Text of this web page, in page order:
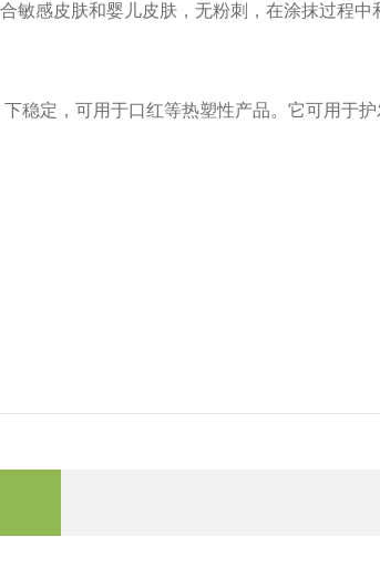
敏感皮肤和婴儿皮肤，无粉刺，在涂抹过程中
稳定，可用于口红等热塑性产品。它可用于